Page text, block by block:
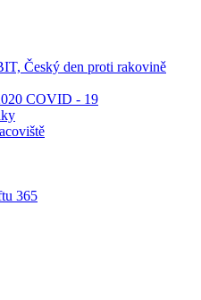
Český den proti rakovině
COVID - 19
365